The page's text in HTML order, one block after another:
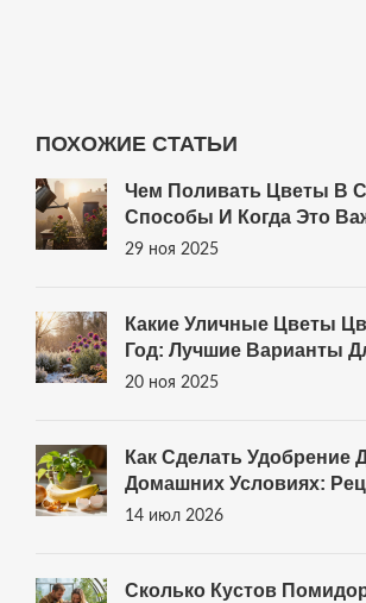
ПОХОЖИЕ СТАТЬИ
Чем Поливать Цветы В
Способы И Когда Это
29 ноя 2025
Какие Уличные Цветы
Год: Лучшие Варианты
Перерывов
20 ноя 2025
Как Сделать Удобрение
Домашних Условиях:
Правила
14 июл 2026
Сколько Кустов